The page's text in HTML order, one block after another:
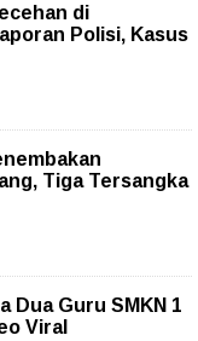
di
Polisi, Kasus
Tiga Tersangka
Dua Guru SMKN 1
Viral